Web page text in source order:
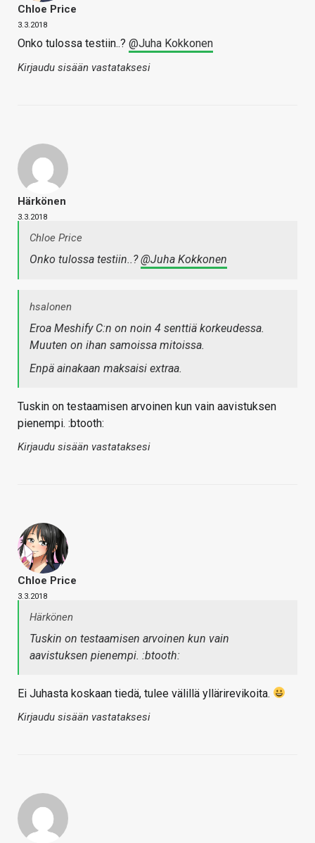
Chloe Price
3.3.2018
Onko tulossa testiin..? @Juha Kokkonen
Kirjaudu sisään vastataksesi
Härkönen
3.3.2018
Chloe Price
Onko tulossa testiin..?@Juha Kokkonen
hsalonen
Eroa Meshify C:n on noin 4 senttiä korkeudessa.
Muuten on ihan samoissa mitoissa.
Enpä ainakaan maksaisi extraa.
Tuskin on testaamisen arvoinen kun vain aavistuksen
pienempi. :btooth:
Kirjaudu sisään vastataksesi
Chloe Price
3.3.2018
Härkönen
Tuskin on testaamisen arvoinen kun vain
aavistuksen pienempi. :btooth:
Ei Juhasta koskaan tiedä, tulee välillä yllärirevikoita.
Kirjaudu sisään vastataksesi